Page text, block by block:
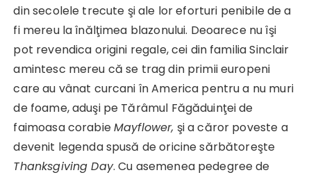
din secolele trecute şi ale lor eforturi penibile de a
fi mereu la înălţimea blazonului. Deoarece nu îşi
pot revendica origini regale, cei din familia Sinclair
amintesc mereu că se trag din primii europeni
care au vânat curcani în America pentru a nu muri
de foame, aduşi pe Tărâmul Făgăduinţei de
faimoasa corabieMayflower, şi a căror poveste a
devenit legenda spusă de oricine sărbătoreşte
Thanksgiving Day. Cu asemenea pedegree de